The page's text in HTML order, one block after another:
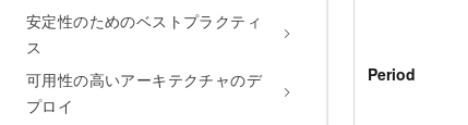
安定性のためのベストプラクティ
ス
可用性の高いアーキテクチャのデ
プロイ
Period